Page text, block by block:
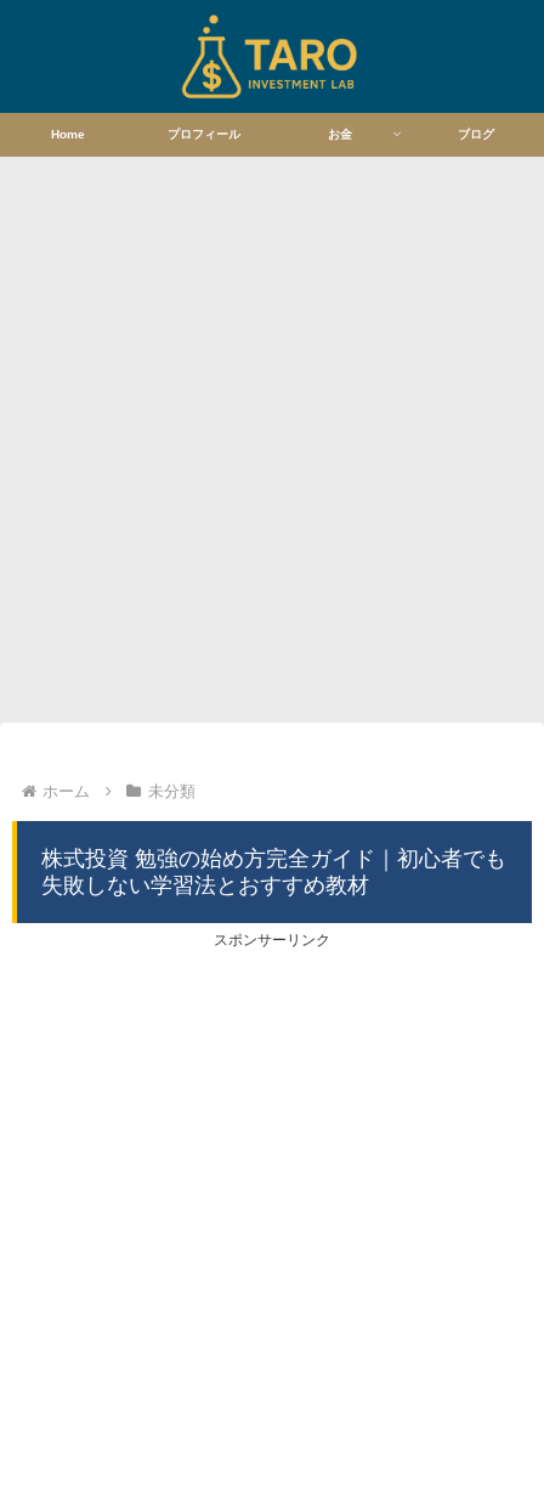
Home プロフィール お金 ブログ
ホーム 未分類
株式投資 勉強の始め方完全ガイド｜初心者でも
失敗しない学習法とおすすめ教材
スポンサーリンク